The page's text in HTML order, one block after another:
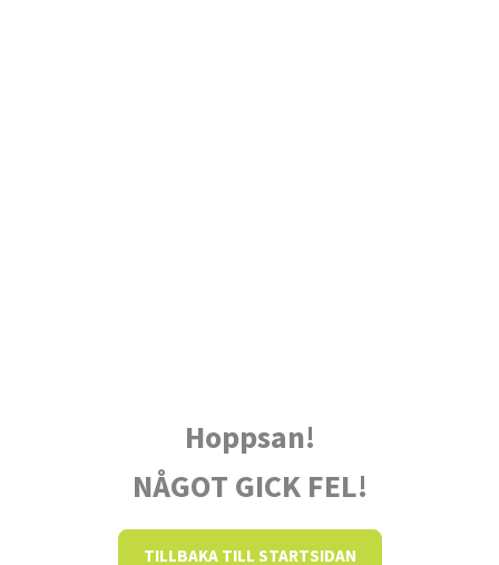
Hoppsan!
NÅGOT GICK FEL!
TILLBAKA TILL STARTSIDAN